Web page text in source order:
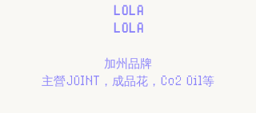
LOLA
LOLA
加州品牌
主營JOINT，成品花，Co2 Oil等